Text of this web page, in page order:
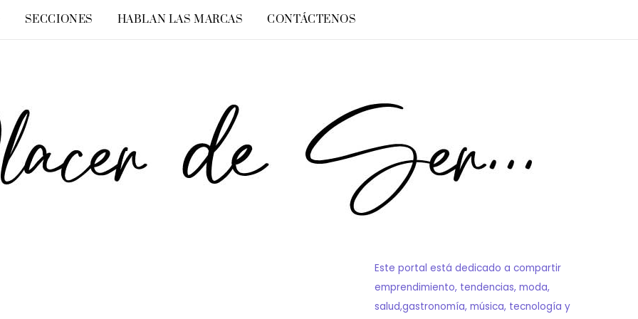
SECCIONES HABLAN LAS MARCAS CONTÁCTENOS
Este portal está dedicado a compartir
emprendimiento, tendencias, moda,
salud,gastronomía, música, tecnología y